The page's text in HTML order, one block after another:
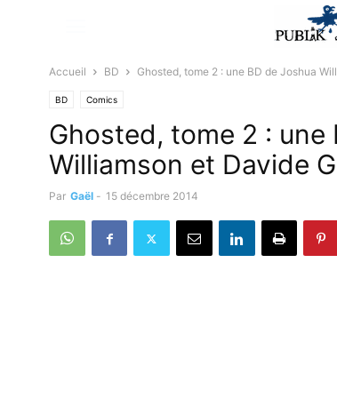
Accueil BD Ghosted, tome 2 : une BD de Joshua
BD Comics
Ghosted, tome 2 : une
Williamson et Davide
Par Gaël - 15 décembre 2014